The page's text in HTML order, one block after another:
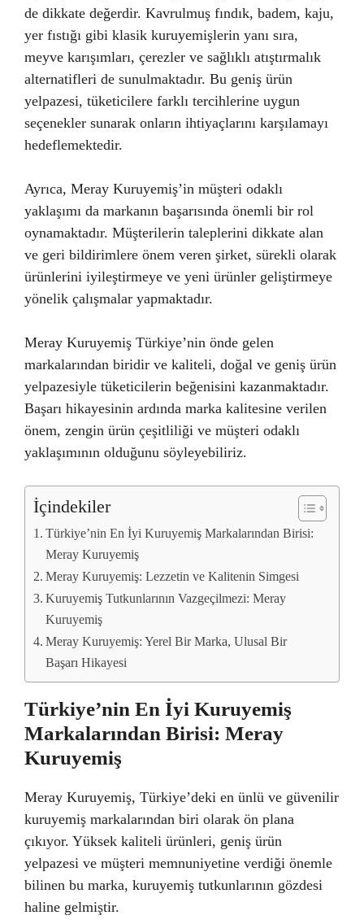
de dikkate değerdir. Kavrulmuş fındık, badem, kaju,
yer fıstığı gibi klasik kuruyemişlerin yanı sıra,
meyve karışımları, çerezler ve sağlıklı atıştırmalık
alternatifleri de sunulmaktadır. Bu geniş ürün
yelpazesi, tüketicilere farklı tercihlerine uygun
seçenekler sunarak onların ihtiyaçlarını karşılamayı
hedeflemektedir.
Ayrıca, Meray Kuruyemiş’in müşteri odaklı
yaklaşımı da markanın başarısında önemli bir rol
oynamaktadır. Müşterilerin taleplerini dikkate alan
ve geri bildirimlere önem veren şirket, sürekli olarak
ürünlerini iyileştirmeye ve yeni ürünler geliştirmeye
yönelik çalışmalar yapmaktadır.
Meray Kuruyemiş Türkiye’nin önde gelen
markalarından biridir ve kaliteli, doğal ve geniş ürün
yelpazesiyle tüketicilerin beğenisini kazanmaktadır.
Başarı hikayesinin ardında marka kalitesine verilen
önem, zengin ürün çeşitliliği ve müşteri odaklı
yaklaşımının olduğunu söyleyebiliriz.
İçindekiler
Türkiye’nin En İyi Kuruyemiş Markalarından Birisi:
Meray Kuruyemiş
Meray Kuruyemiş: Lezzetin ve Kalitenin Simgesi
Kuruyemiş Tutkunlarının Vazgeçilmezi: Meray
Kuruyemiş
Meray Kuruyemiş: Yerel Bir Marka, Ulusal Bir
Başarı Hikayesi
Türkiye’nin En İyi Kuruyemiş
Markalarından Birisi: Meray
Kuruyemiş
Meray Kuruyemiş, Türkiye’deki en ünlü ve güvenilir
kuruyemiş markalarından biri olarak ön plana
çıkıyor. Yüksek kaliteli ürünleri, geniş ürün
yelpazesi ve müşteri memnuniyetine verdiği önemle
bilinen bu marka, kuruyemiş tutkunlarının gözdesi
haline gelmiştir.